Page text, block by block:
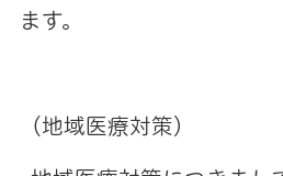
ます。
（地域医療対策）